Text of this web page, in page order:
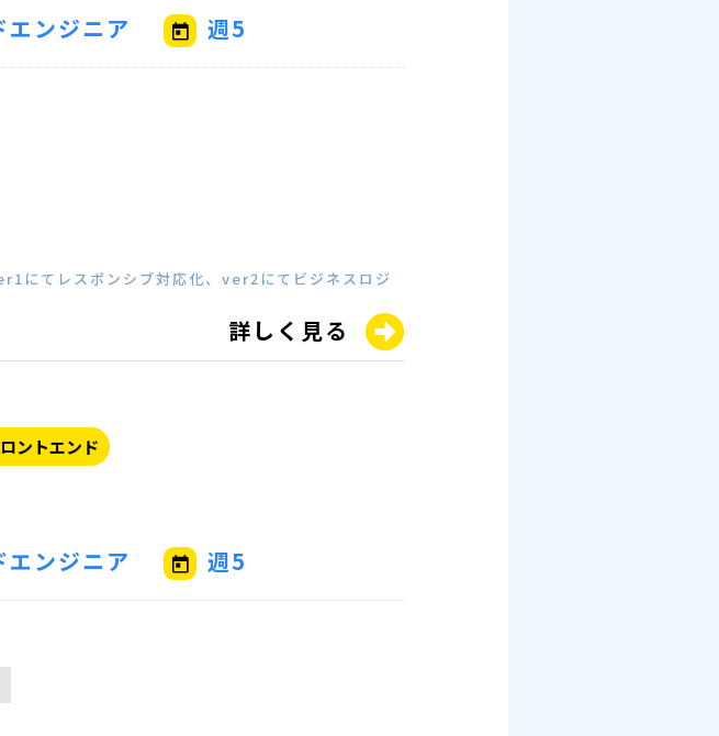
エンジニア 週5
にてレスポンシブ対応化、ver2にてビジネスロジ
詳しく見る
ントエンド
エンジニア 週5